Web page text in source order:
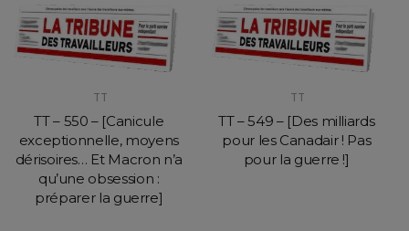
TT
TT – 550 – [Canicule
exceptionnelle, moyens
dérisoires… Et Macron n’a
qu’une obsession :
préparer la guerre]
TT
TT – 549 – [Des milliards
pour les Canadair ! Pas
pour la guerre !]